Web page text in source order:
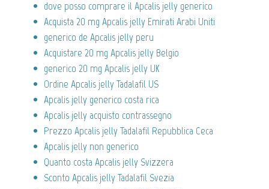
dove posso comprare il Apcalis jelly generico
Acquista 20 mg Apcalis jelly Emirati Arabi Uniti
generico de Apcalis jelly peru
Acquistare 20 mg Apcalis jelly Belgio
generico 20 mg Apcalis jelly UK
Ordine Apcalis jelly Tadalafil US
Apcalis jelly generico costa rica
Apcalis jelly acquisto contrassegno
Prezzo Apcalis jelly Tadalafil Repubblica Ceca
Apcalis jelly non generico
Quanto costa Apcalis jelly Svizzera
Sconto Apcalis jelly Tadalafil Svezia